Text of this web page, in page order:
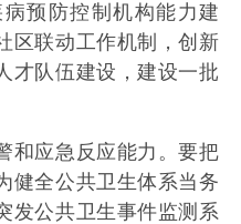
预防控制机构能力建
区联动工作机制，创新
才队伍建设，建设一批
和应急反应能力。要把
健全公共卫生体系当务
发公共卫生事件监测系